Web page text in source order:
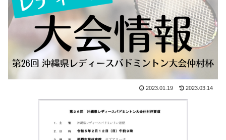
2023.01.19 2023.03.14